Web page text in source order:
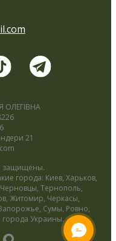
ОЛЕГІВНА
21
защищены.
города: Киев, Харьков,
Тернополь,
Житомир, Черкасы,
Сумы, Ровно,
города Украины.